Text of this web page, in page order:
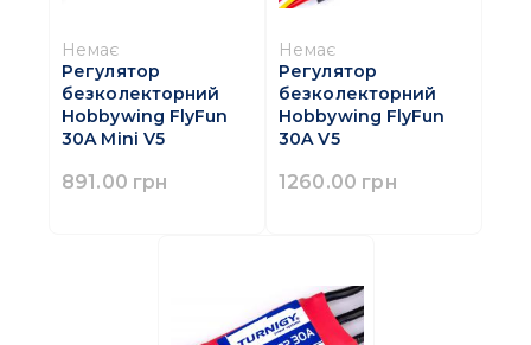
Немає
Регулятор
безколекторний
Hobbywing FlyFun
30A Mini V5
891.00 грн
Немає
Регулятор
безколекторний
Hobbywing FlyFun
30A V5
1260.00 грн